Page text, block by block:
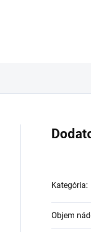
Kategória:
Objem